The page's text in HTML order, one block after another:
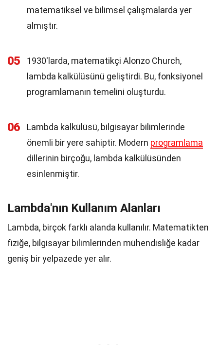
matematiksel ve bilimsel çalışmalarda yer
almıştır.
05
1930'larda, matematikçi Alonzo Church,
lambda kalkülüsünü geliştirdi. Bu, fonksiyonel
programlamanın temelini oluşturdu.
06
Lambda kalkülüsü, bilgisayar bilimlerinde
önemli bir yere sahiptir. Modern programlama
dillerinin birçoğu, lambda kalkülüsünden
esinlenmiştir.
Lambda'nın Kullanım Alanları
Lambda, birçok farklı alanda kullanılır. Matematikten
fiziğe, bilgisayar bilimlerinden mühendisliğe kadar
geniş bir yelpazede yer alır.